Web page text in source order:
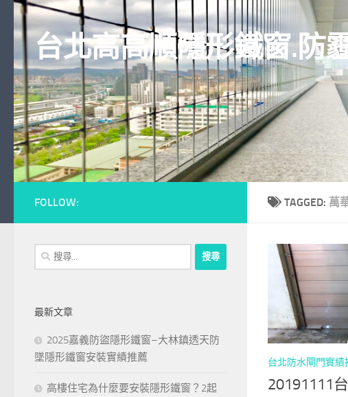
Skip to content
台北高高順隱形鐵窗.防
TAGGED: 萬
台北防水閘門實績
20191111
FOLLOW:
搜
尋
字:
最新文章
2025嘉義防盜隱形鐵窗–大林鎮透天防
墜隱形鐵窗安裝實績推薦
高樓住宅為什麼要安裝隱形鐵窗？2起